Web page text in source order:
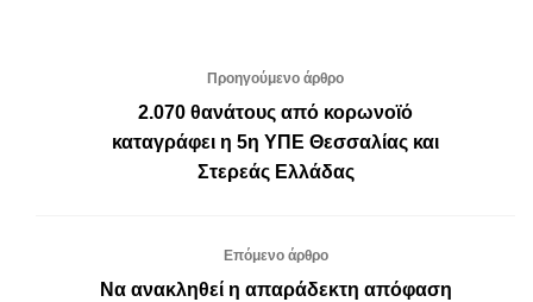
Προηγούμενο άρθρο
2.070 θανάτους από κορωνοϊό
καταγράφει η 5η ΥΠΕ Θεσσαλίας και
Στερεάς Ελλάδας
Επόμενο άρθρο
Να ανακληθεί η απαράδεκτη απόφαση